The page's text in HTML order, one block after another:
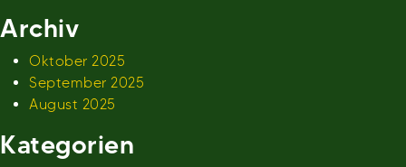
Archiv
Oktober 2025
September 2025
August 2025
Kategorien